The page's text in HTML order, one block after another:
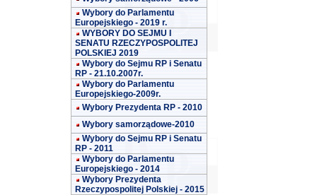
Wybory do Parlamentu
Europejskiego - 2019 r.
WYBORY DO SEJMU I
SENATU RZECZYPOSPOLITEJ
POLSKIEJ 2019
Wybory do Sejmu RP i Senatu
RP - 21.10.2007r.
Wybory do Parlamentu
Europejskiego-2009r.
Wybory Prezydenta RP - 2010
Wybory samorządowe-2010
Wybory do Sejmu RP i Senatu
RP - 2011
Wybory do Parlamentu
Europejskiego - 2014
Wybory Prezydenta
Rzeczypospolitej Polskiej - 2015